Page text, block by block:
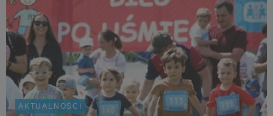
AKTUALNOŚCI